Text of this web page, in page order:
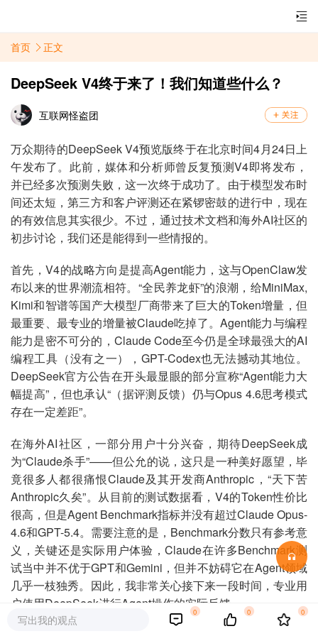
首页 正文
DeepSeek V4终于来了！我们知道些什么？
互联网怪盗团
万众期待的DeepSeek V4预览版终于在北京时间4月24日上
午发布了。此前，媒体和分析师曾反复预测V4即将发布，
并已经多次预测失败，这一次终于成功了。由于模型发布时
间还太短，第三方和客户评测还在紧锣密鼓的进行中，现在
的有效信息其实很少。不过，通过技术文档和海外AI社区的
初步讨论，我们还是能得到一些情报的。
首先，V4的战略方向是提高Agent能力，这与OpenClaw发
布以来的世界潮流相符。“全民养龙虾”的浪潮，给MiniMax,
Kimi和智谱等国产大模型厂商带来了巨大的Token增量，但
最重要、最专业的增量被Claude吃掉了。Agent能力与编程
能力是密不可分的，Claude Code至今仍是全球最强大的AI
编程工具（没有之一），GPT-Codex也无法撼动其地位。
DeepSeek官方公告在开头最显眼的部分宣称“Agent能力大
幅提高”，但也承认“（据评测反馈）仍与Opus 4.6思考模式
存在一定差距”。
在海外AI社区，一部分用户十分兴奋，期待DeepSeek成
为“Claude杀手”——但公允的说，这只是一种美好愿望，毕
竟很多人都很痛恨Claude及其开发商Anthropic，“天下苦
Anthropic久矣”。从目前的测试数据看，V4的Token性价比
很高，但是Agent Benchmark指标并没有超过Claude Opus-
4.6和GPT-5.4。需要注意的是，Benchmark分数只有参考意
义，关键还是实际用户体验，Claude在许多Benchmark测
试当中并不优于GPT和Gemini，但并不妨碍它在Agent领域
几乎一枝独秀。因此，我非常关心接下来一段时间，专业用
户使用DeepSeek进行Agent操作的实际反馈。
写出我的观点
0 0 0